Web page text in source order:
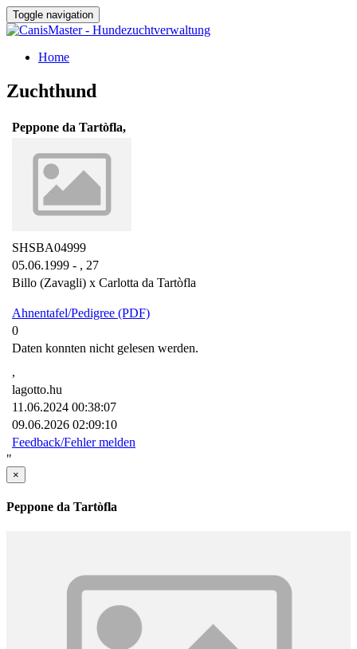
Toggle navigation
Home
Zuchthund
Peppone da Tartòfla,
SHSBA04999
05.06.1999 - , 27
Billo (Zavagli) x Carlotta da Tartòfla
Ahnentafel/Pedigree (PDF)
0
Daten konnten nicht gelesen werden.
,
lagotto.hu
11.06.2024 00:38:07
09.06.2026 02:09:10
Feedback/Fehler melden
"
×
Peppone da Tartòfla